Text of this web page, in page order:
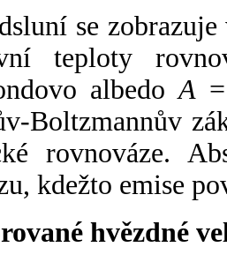
se
teploty
albedoA
Boltzmannův
rovnováze.
kdežto emise
hvězdné